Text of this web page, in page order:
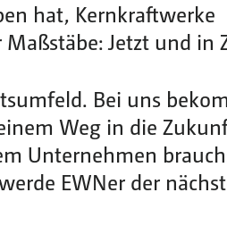
hat, Kernkraftwerke
Jetzt und in
Bei uns
Weg in die
Unternehmen
EWNer der